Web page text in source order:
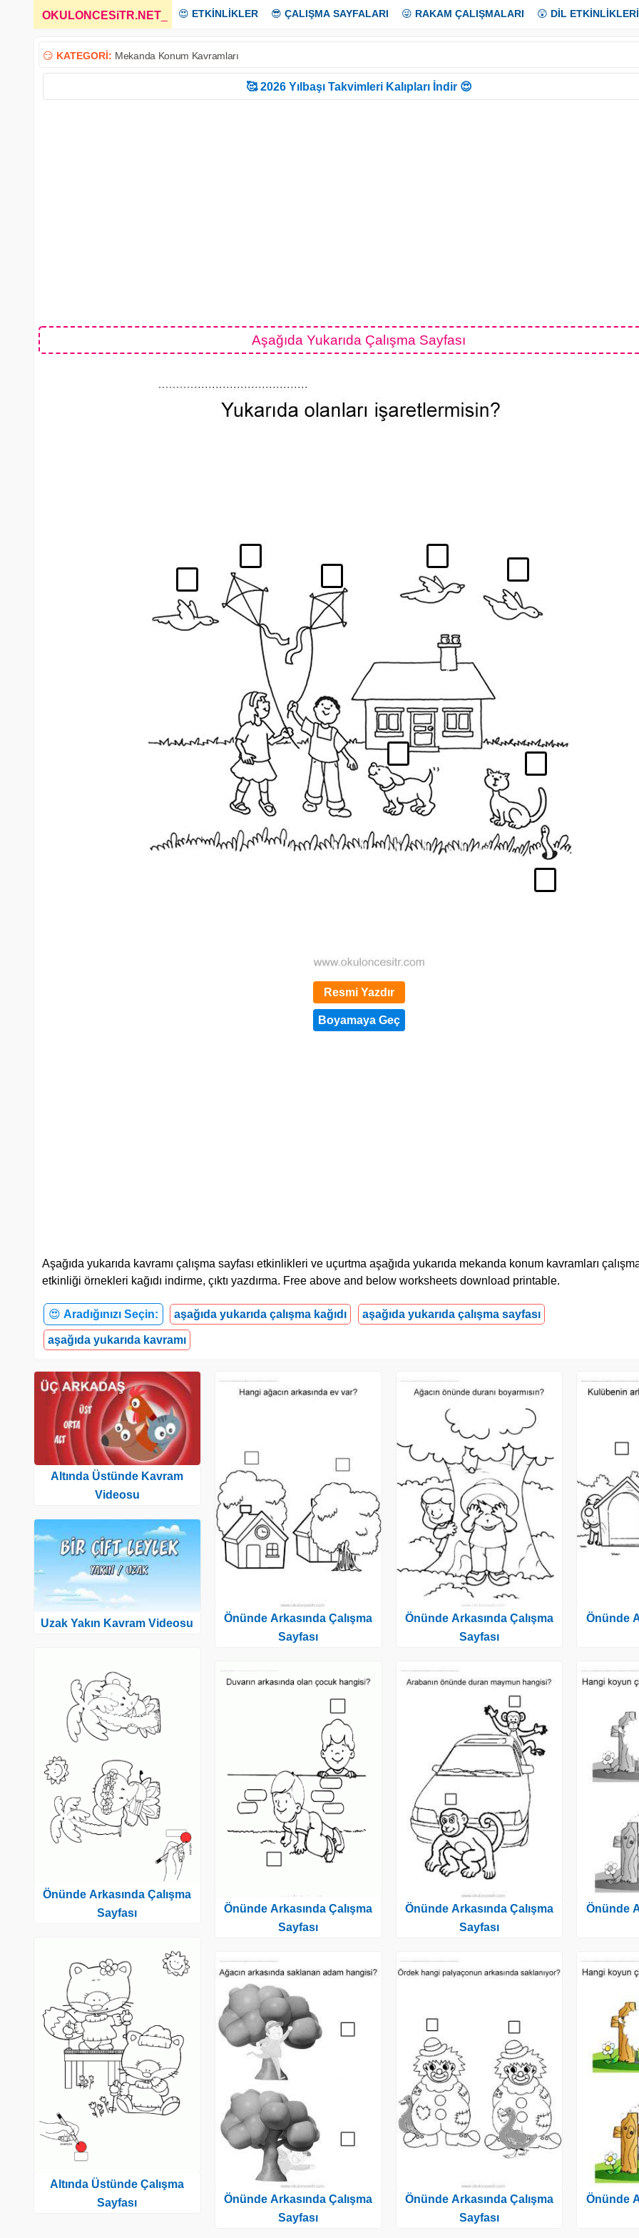
OKULONCESiTR.NET 😍 ETKİNLİKLER 😎 ÇALIŞMA SAYFALARI 😜 RAKAM ÇALIŞMALARI 😲 DİL ETKİNLİKLERİ
😏 KATEGORİ: Mekanda Konum Kavramları
🥰 2026 Yılbaşı Takvimleri Kalıpları İndir 😍
Aşağıda Yukarıda Çalışma Sayfası
Resmi Yazdır
Aşağıda yukarıda kavramı çalışma sayfası etkinlikleri ve uçurtma aşağıda yukarıda mekanda konum kavramları
etkinliği örnekleri kağıdı indirme, çıktı yazdırma. Free above and below worksheets download printable.
😍 Aradığınızı Seçin: aşağıda yukarıda çalışma kağıdı aşağıda yukarıda çalışma sayfası
aşağıda yukarıda kavramı
Altında Üstünde Kavram
Videosu
Uzak Yakın Kavram Videosu
Önünde Arkasında Çalışma
Sayfası
Altında Üstünde Çalışma
Sayfası
Önünde Arkasında Çalışma
Sayfası
Önünde Arkasında Çalışma
Sayfası
Önünde Arkasında Çalışma
Sayfası
Önünde Arkasında Çalışma
Sayfası
Önünde Arkasında Çalışma
Sayfası
Önünde Arkasında Çalışma
Sayfası
Önünde
Önünde
Önünde